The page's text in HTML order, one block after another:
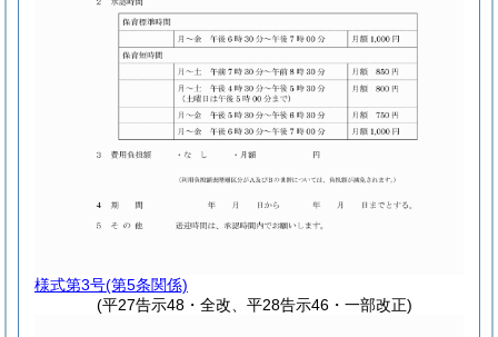
様式第3号(第5条関係)
(平27告示48・全改、平28告示46・一部改正)